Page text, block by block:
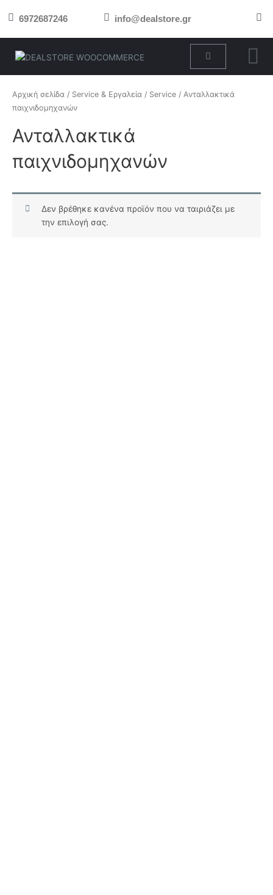
στο 6972687246 info@dealstore.gr
Cart
Αρχική σελίδα / Service & Εργαλεία / Service / Ανταλλακτικά
παιχνιδομηχανών
Ανταλλακτικά
παιχνιδομηχανών
Δεν βρέθηκε κανένα προϊόν που να ταιριάζει με
την επιλογή σας.